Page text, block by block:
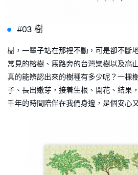
#03 樹
樹，一輩子站在那裡不動，可是卻不斷
常見的榕樹、馬路旁的台灣欒樹以及
真的能辨認出來的樹種有多少呢？一棵
子、長出嫩芽，接着生根、開花、結果
千年的時間陪伴在我們身邊，是個安心